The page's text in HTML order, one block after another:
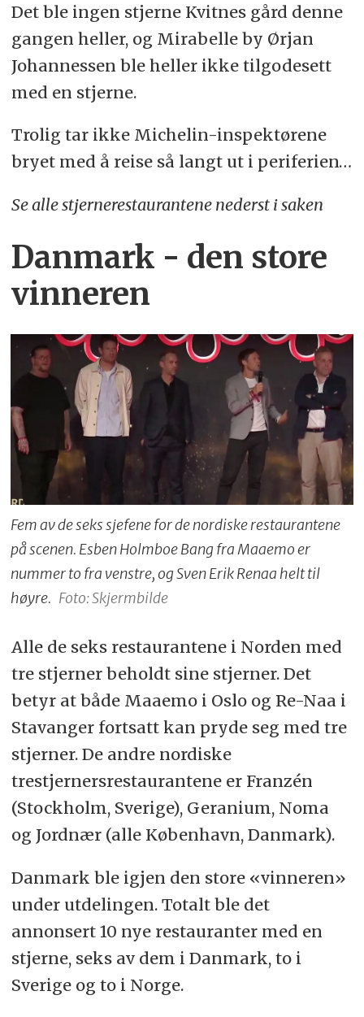
Det ble ingen stjerne Kvitnes gård denne
gangen heller, og Mirabelle by Ørjan
Johannessen ble heller ikke tilgodesett
med en stjerne.
Trolig tar ikke Michelin-inspektørene
bryet med å reise så langt ut i periferien…
Se alle stjernerestaurantene nederst i saken
Danmark - den store
vinneren
Fem av de seks sjefene for de nordiske restaurantene
på scenen. Esben Holmboe Bang fra Maaemo er
nummer to fra venstre, og Sven Erik Renaa helt til
høyre. Foto: Skjermbilde
Alle de seks restaurantene i Norden med
tre stjerner beholdt sine stjerner. Det
betyr at både Maaemo i Oslo og Re-Naa i
Stavanger fortsatt kan pryde seg med tre
stjerner. De andre nordiske
trestjernersrestaurantene er Franzén
(Stockholm, Sverige), Geranium, Noma
og Jordnær (alle København, Danmark).
Danmark ble igjen den store «vinneren»
under utdelingen. Totalt ble det
annonsert 10 nye restauranter med en
stjerne, seks av dem i Danmark, to i
Sverige og to i Norge.